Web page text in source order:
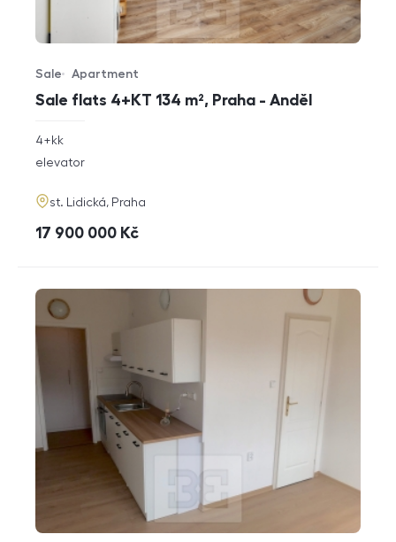
Sale flats 4+KT 134 m², Praha - Anděl
Offer type
Sale
Property type
Apartment
rozměry
disposition
4+kk
funkce
elevator
adresa
st. Lidická, Praha
cena
17 900 000 Kč